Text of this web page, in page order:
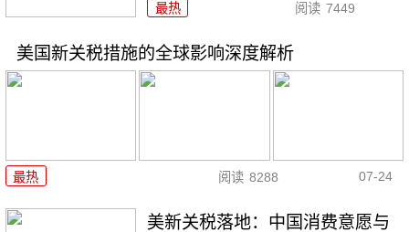
最热 阅读 7449
美国新关税措施的全球影响深度解析
最热 阅读 8288 07-24
美新关税落地：中国消费意愿与